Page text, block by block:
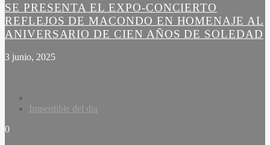
SE PRESENTA EL EXPO-CONCIERTO
REFLEJOS DE MACONDO EN HOMENAJE AL
ANIVERSARIO DE CIEN AÑOS DE SOLEDAD
3 junio, 2025
Imperdible del dia
0